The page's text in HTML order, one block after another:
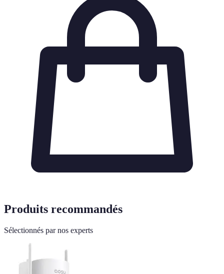
Produits recommandés
Sélectionnés par nos experts